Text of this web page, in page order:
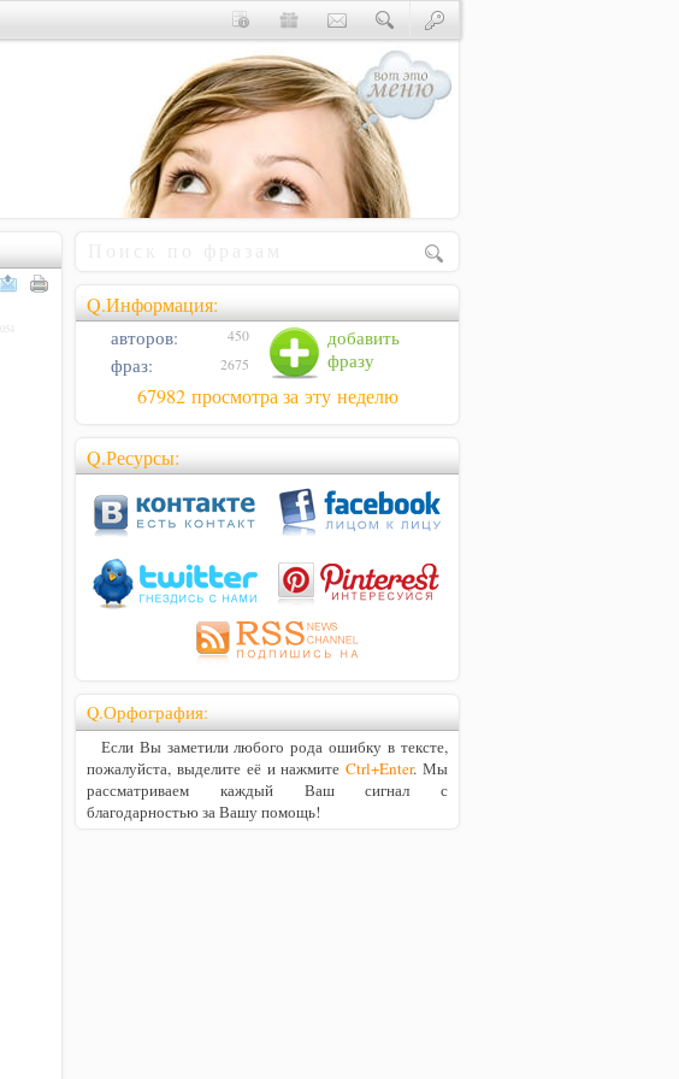
3054
Q.Информация:
добавить
фразу
авторов: 450
фраз: 2675
67982 просмотра за эту неделю
Q.Ресурсы:
Q.Орфография:
Если Вы заметили любого рода ошибку в тексте,
пожалуйста, выделите её и нажмитеCtrl+Enter. Мы
рассматриваем каждый Ваш сигнал с
благодарностью за Вашу помощь!